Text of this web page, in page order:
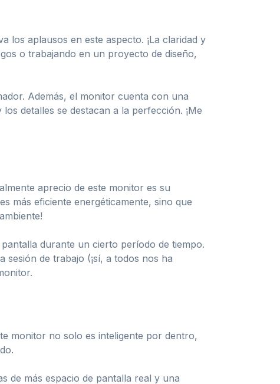
los aplausos en este aspecto. ¡La claridad y
o trabajando en un proyecto de diseño,
Además, el monitor cuenta con una
detalles se destacan a la perfección. ¡Me
aprecio de este monitor es su
más eficiente energéticamente, sino que
durante un cierto período de tiempo.
sesión de trabajo (¡sí, a todos nos ha
monitor no solo es inteligente por dentro,
de más espacio de pantalla real y una